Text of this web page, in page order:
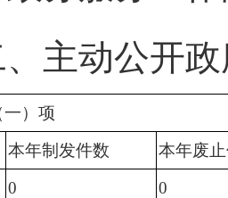
动公开政
）项
本年制发件数 本年废
0
0